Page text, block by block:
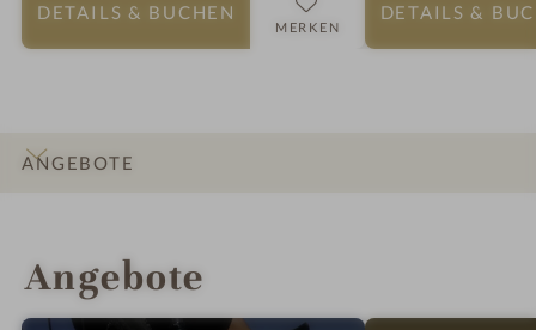
DETAILS & BUCHEN
MERKEN
DETAILS &
ANGEBOTE
Angebote